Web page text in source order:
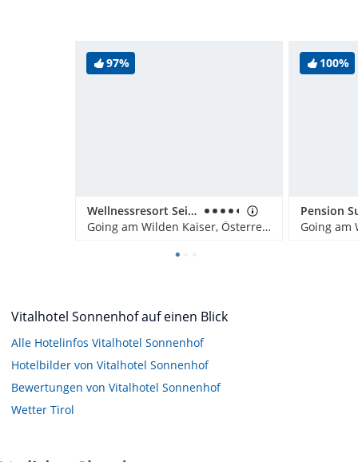
97%
Wellnessresort Seiwald
Going am Wilden Kaiser, Österreich
100%
Pension
Vitalhotel Sonnenhof auf einen Blick
Alle Hotelinfos Vitalhotel Sonnenhof
Hotelbilder von Vitalhotel Sonnenhof
Bewertungen von Vitalhotel Sonnenhof
Wetter Tirol